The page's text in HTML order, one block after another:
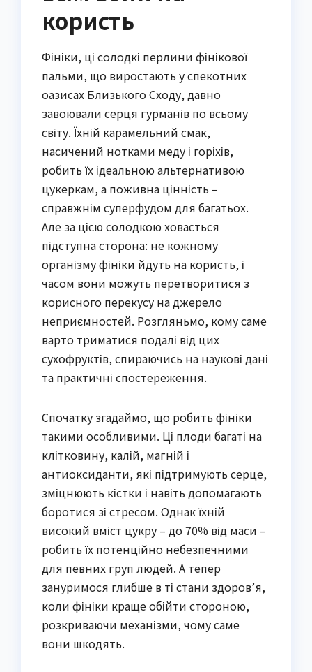
користь
Фініки, ці солодкі перлини фінікової
пальми, що виростають у спекотних
оазисах Близького Сходу, давно
завоювали серця гурманів по всьому
світу. Їхній карамельний смак,
насичений нотками меду і горіхів,
робить їх ідеальною альтернативою
цукеркам, а поживна цінність –
справжнім суперфудом для багатьох.
Але за цією солодкою ховається
підступна сторона: не кожному
організму фініки йдуть на користь, і
часом вони можуть перетворитися з
корисного перекусу на джерело
неприємностей. Розгляньмо, кому саме
варто триматися подалі від цих
сухофруктів, спираючись на наукові дані
та практичні спостереження.
Спочатку згадаймо, що робить фініки
такими особливими. Ці плоди багаті на
клітковину, калій, магній і
антиоксиданти, які підтримують серце,
зміцнюють кістки і навіть допомагають
боротися зі стресом. Однак їхній
високий вміст цукру – до 70% від маси –
робить їх потенційно небезпечними
для певних груп людей. А тепер
зануримося глибше в ті стани здоров’я,
коли фініки краще обійти стороною,
розкриваючи механізми, чому саме
вони шкодять.